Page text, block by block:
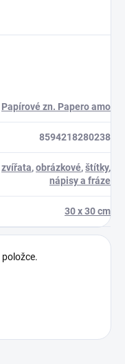
Papírové zn. Papero amo
8594218280238
zvířata,obrázkové,štítky,
nápisy a fráze
30 x 30 cm